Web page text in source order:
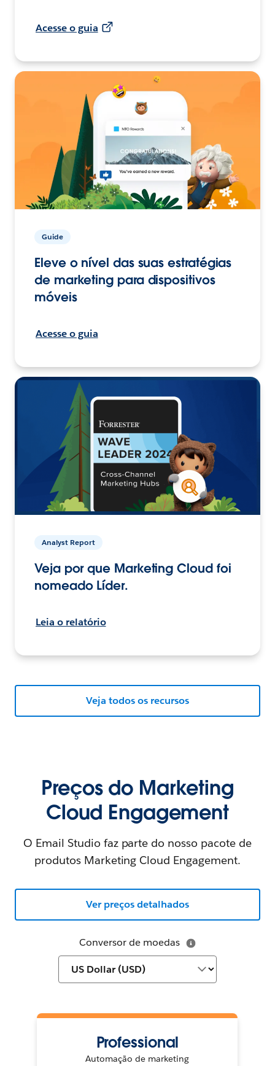
Acesse o guia
Guide
Eleve o nível das suas estratégias
de marketing para dispositivos
móveis
Acesse o guia
Analyst Report
Veja por que Marketing Cloud foi
nomeado Líder.
Leia o relatório
Veja todos os recursos
Preços do Marketing
Cloud Engagement
O Email Studio faz parte do nosso pacote de
produtos Marketing Cloud Engagement.
Conversor de moedas
Professional
Automação de marketing
Ver preços detalhados